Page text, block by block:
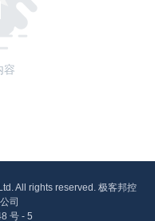
容
All rights reserved. 极客邦控
司
号 - 5